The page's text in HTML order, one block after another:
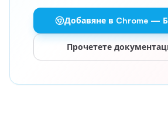
Добавяне в Chrome —
Прочетете